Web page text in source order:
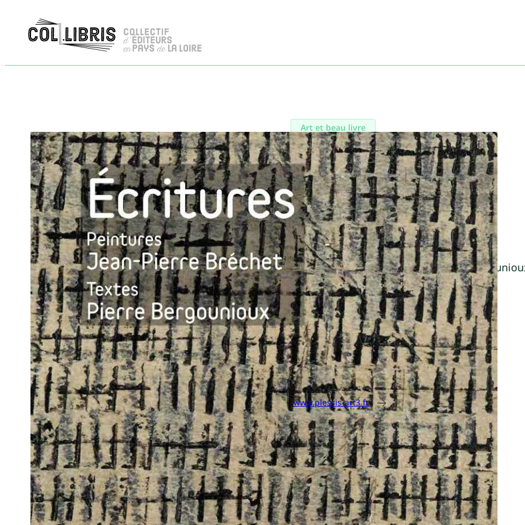
Art et beau livre
Écritures
Art 3 Plessis
Jean-Pierre Bréchets et Pierre
Parution :28 juin 2024
Dimensions :21 x 27 cm
Nombre de pages :120
ISBN :9782909417561
www.plessis-art3.fr